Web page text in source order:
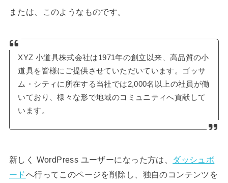
または、このようなものです。
XYZ 小道具株式会社は1971年の創立以来、高品質の小
道具を皆様にご提供させていただいています。ゴッサ
ム・シティに所在する当社では2,000名以上の社員が働
いており、様々な形で地域のコミュニティへ貢献して
います。
新しく WordPress ユーザーになった方は、 ダッシュボ
ードへ行ってこのページを削除し、独自のコンテンツを